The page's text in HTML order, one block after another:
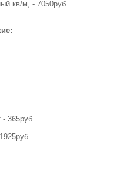
кв/м, - 7050руб.
365руб.